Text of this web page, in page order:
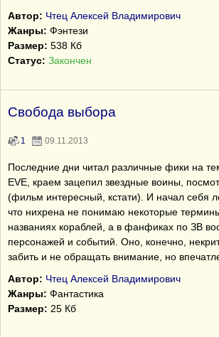
Автор: Чтец Алексей Владимирович
Жанры: Фэнтези
Размер: 538 Кб
Статус: Закончен
Свобода выбора
1 09.11.2013
Последние дни читал различные фики на
EVE, краем зацепил звездные воины,
(фильм интересный, кстати). И начал себя
что нихрена не понимаю некоторые
названиях кораблей, а в фанфиках по ЗВ
персонажей и событий. Оно, конечно,
забить и не обращать внимание, но
Автор: Чтец Алексей Владимирович
Жанры: Фантастика
Размер: 25 Кб